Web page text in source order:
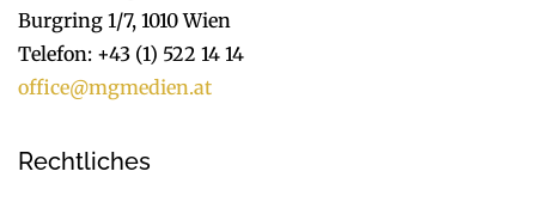
Burgring 1/7, 1010 Wien
Telefon: +43 (1) 522 14 14
office@mgmedien.at
Rechtliches